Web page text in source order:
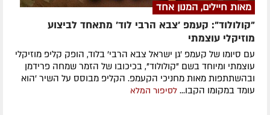
מאות חיילים, המנון אחד
"קולולוד": קעמפ 'צבא הרבי לוד' מתאחד לביצוע
מוזיקלי עוצמתי
עם סיומו של קעמפ 'גן ישראל צבא הרבי' בלוד, הופק קליפ מוזיקלי
עוצמתי ומיוחד בשם "קולולוד", בכיכובו של הזמר שמחה פרידמן
ובהשתתפות מאות מחניכי הקעמפ. הקליפ מבוסס על השיר 'הוא
עומד במקומו הקבו... לסיפור המלא